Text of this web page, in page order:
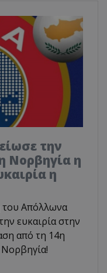
την
Νορβηγία η
η
του Απόλλωνα
ευκαιρία στην
από τη 14η